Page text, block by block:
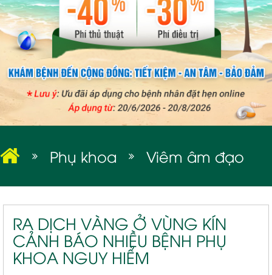
Phụ khoa Viêm âm đạo
RA DỊCH VÀNG Ở VÙNG KÍN
CẢNH BÁO NHIỀU BỆNH PHỤ
KHOA NGUY HIỂM